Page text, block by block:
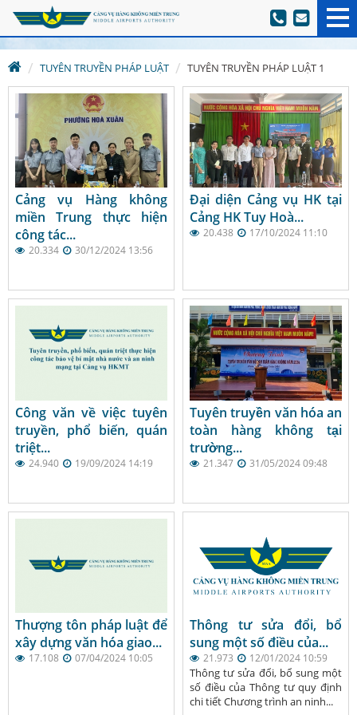
TUYÊN TRUYỀN PHÁP LUẬT TUYÊN TRUYỀN PHÁP LUẬT 1
Cảng vụ Hàng không
miền Trung thực hiện
công tác...
20.334 30/12/2024 13:56
Đại diện Cảng vụ HK tại
Cảng HK Tuy Hoà...
20.438 17/10/2024 11:10
Công văn về việc tuyên
truyền, phổ biến, quán
triệt...
24.940 19/09/2024 14:19
Tuyên truyền văn hóa an
toàn hàng không tại
trường...
21.347 31/05/2024 09:48
Thượng tôn pháp luật để
xây dựng văn hóa giao...
17.108 07/04/2024 10:05
Thông tư sửa đổi, bổ
sung một số điều của...
21.973 12/01/2024 10:59
Thông tư sửa đổi, bổ sung một
số điều của Thông tư quy định
chi tiết Chương trình an ninh...